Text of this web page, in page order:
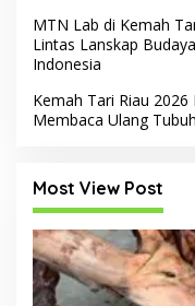
MTN Lab di Kemah
Lintas Lanskap
Indonesia
Kemah Tari Riau
Membaca Ulang
Most View Post